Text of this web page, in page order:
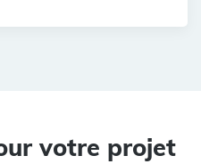
votre projet